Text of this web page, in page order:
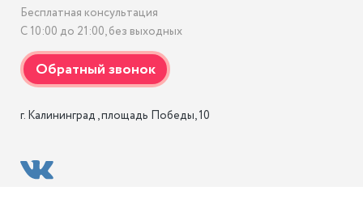
Бесплатная консультация
С 10:00 до 21:00, без выходных
г. Калининград , площадь Победы, 10